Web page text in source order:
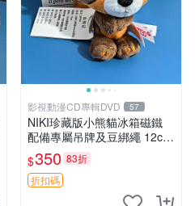
影視動漫CD專輯DVD 57
NIKI珍藏版小熊貓冰箱磁鐵
配備專屬吊牌及豆綁繩 12cm
廢品嚴選 好評推薦 小熊貓冰
箱貼 磁鐵掛件 冰箱飾品
$350 83折
折扣碼